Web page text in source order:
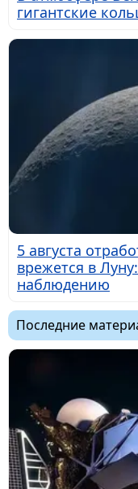
гигантские
5 августа
врежется в
наблюдению
Последние